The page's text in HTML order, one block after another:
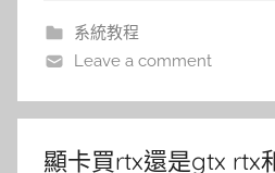
系統教程
Leave a comment
顯卡買rtx還是gtx rtx